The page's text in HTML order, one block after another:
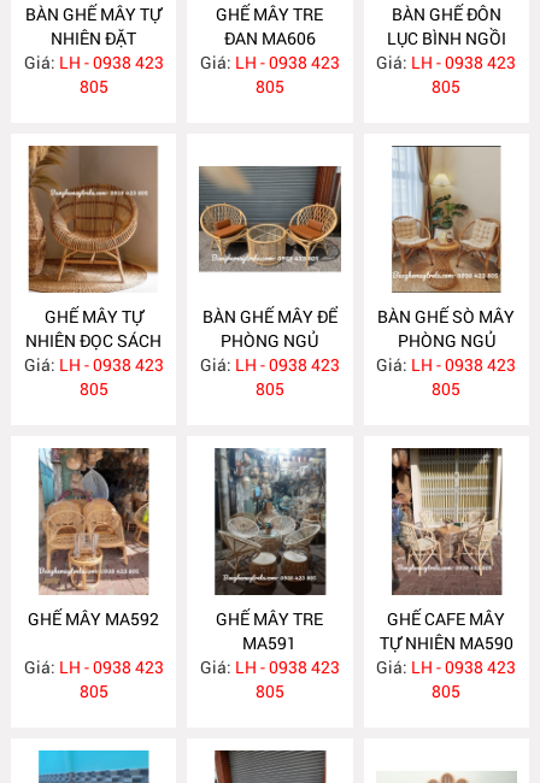
BÀN GHẾ MÂY TỰ
NHIÊN ĐẶT
PHÒNG NGỦ
MA613
Giá: LH - 0938 423
805
GHẾ MÂY TRE
ĐAN MA606
Giá: LH - 0938 423
805
BÀN GHẾ ĐÔN
LỤC BÌNH NGỒI
TRÀ ĐẠO MA605
Giá: LH - 0938 423
805
GHẾ MÂY TỰ
NHIÊN ĐỌC SÁCH
MA595
Giá: LH - 0938 423
805
BÀN GHẾ MÂY ĐỂ
PHÒNG NGỦ
MA594
Giá: LH - 0938 423
805
BÀN GHẾ SÒ MÂY
PHÒNG NGỦ
MA593
Giá: LH - 0938 423
805
GHẾ MÂY MA592
Giá: LH - 0938 423
805
GHẾ MÂY TRE
MA591
Giá: LH - 0938 423
805
GHẾ CAFE MÂY
TỰ NHIÊN MA590
Giá: LH - 0938 423
805